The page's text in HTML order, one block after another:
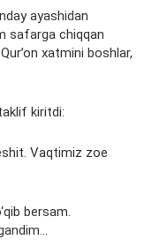
ayashidan
safarga chiqqan
xatmini boshlar,
kiritdi:
Vaqtimiz zoe
bersam.